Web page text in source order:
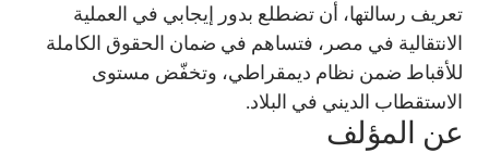
تعريف رسالتها، أن تضطلع بدور إيجابي في العملية
الانتقالية في مصر، فتساهم في ضمان الحقوق الكاملة
للأقباط ضمن نظام ديمقراطي، وتخفّض مستوى
الاستقطاب الديني في البلاد.
عن المؤلف